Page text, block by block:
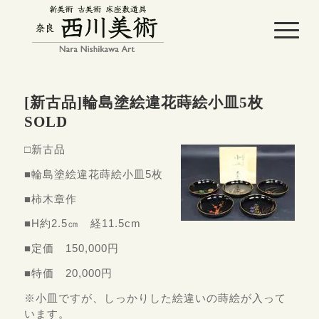
[新古品]輪島塗絵違花蒔絵小皿5枚
SOLD
□新古品
■輪島塗絵違花蒔絵小皿5枚
■柿木章作
■H約2.5㎝ 経11.5cm
■定価 150,000円
■特価 20,000円
※小皿ですが、しっかりした絵違いの蒔絵が入って
います。